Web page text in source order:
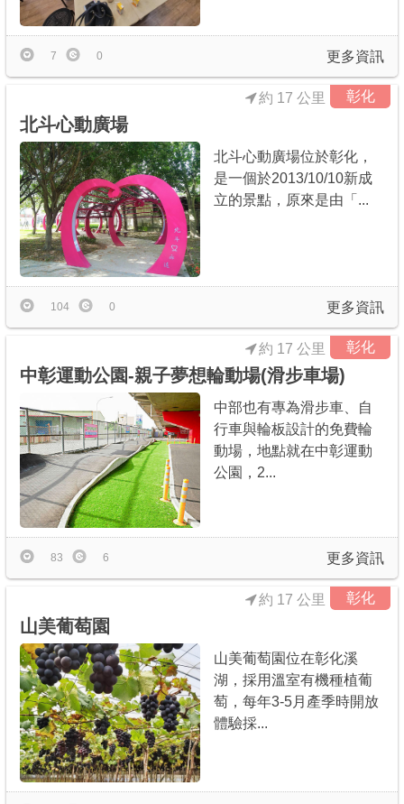
更多資訊
7 0
彰化
北斗心動廣場
約 17 公里
北斗心動廣場位於彰化，
是一個於2013/10/10新成
立的景點，原來是由「...
更多資訊
104 0
彰化
中彰運動公園-親子夢想輪動場(滑步車場)
約 17 公里
中部也有專為滑步車、自
行車與輪板設計的免費輪
動場，地點就在中彰運動
公園，2...
更多資訊
83 6
彰化
山美葡萄園
約 17 公里
山美葡萄園位在彰化溪
湖，採用溫室有機種植葡
萄，每年3-5月產季時開放
體驗採...